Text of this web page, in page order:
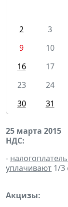
2
3
9
10
16
17
23
24
30
31
25 марта 2015
НДС:
-
уплачивают 1/3
Акцизы: